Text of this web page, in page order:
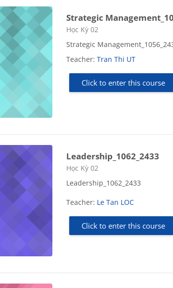
Strategic
Course category
Học Kỳ 02
Strategic
Teacher:Tran Thi UT
Click to enter this course
Leadership_1062_2433
Course category
Học Kỳ 02
Leadership_1062_2433
Teacher: Le Tan LOC
Click to enter this course